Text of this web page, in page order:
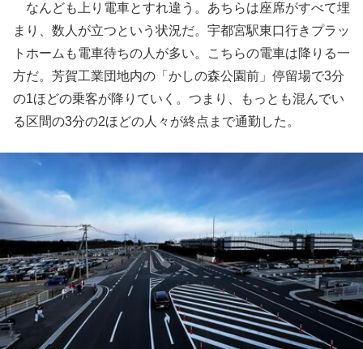
なんども上り電車とすれ違う。あちらは座席がすべて埋
まり、数人が立つという状況だ。宇都宮駅東口行きプラッ
トホームも電車待ちの人が多い。こちらの電車は降りる一
方だ。芳賀工業団地内の「かしの森公園前」停留場で3分
の1ほどの乗客が降りていく。つまり、もっとも混んでい
る区間の3分の2ほどの人々が終点まで通勤した。